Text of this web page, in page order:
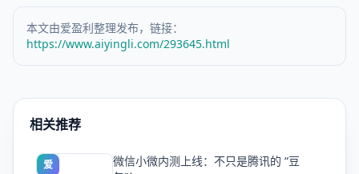
本文由爱盈利整理发布，链接：
https://www.aiyingli.com/293645.html
相关推荐
爱
微信小微内测上线：不只是腾讯的 “豆